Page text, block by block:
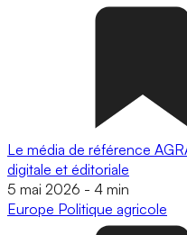
Le média de référence
digitale et éditoriale
5 mai 2026 - 4 min
Europe Politique agricole